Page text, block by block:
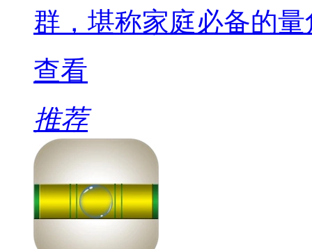
群，堪称家庭必备的
查看
推荐